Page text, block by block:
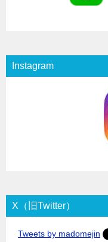
Instagram
X（旧Twitter）
Tweets by madomejin